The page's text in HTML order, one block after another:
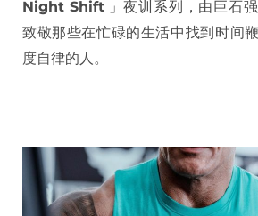
Night Shift」夜训系列，由巨石
致敬那些在忙碌的生活中找到时间
度自律的人。